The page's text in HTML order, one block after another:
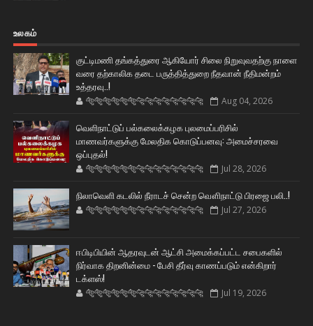
உலகம்
குட்டிமணி தங்கத்துரை ஆகியோர் சிலை நிறுவுவதற்கு நாளை
வரை தற்காலிக தடை பருத்தித்துறை நீதவான் நீதிமன்றம்
உத்தரவு..!
🐅🐅🐅🐅🐅🐅🐆🐆🐆🐆🐆🐆🐆🐆 Aug 04, 2026
வெளிநாட்டுப் பல்கலைக்கழக புலமைப்பரிசில்
மாணவர்களுக்கு மேலதிக கொடுப்பனவு: அமைச்சரவை
ஒப்புதல்!
🐅🐅🐅🐅🐅🐅🐆🐆🐆🐆🐆🐆🐆🐆 Jul 28, 2026
நிலாவெளி கடலில் நீராடச் சென்ற வௌிநாட்டு பிரஜை பலி..!
🐅🐅🐅🐅🐅🐅🐆🐆🐆🐆🐆🐆🐆🐆 Jul 27, 2026
ஈபிடிபியின் ஆதரவுடன் ஆட்சி அமைக்கப்பட்ட சபைகளில்
நிர்வாக திறனின்மை - பேசி தீர்வு காணப்படும் என்கிறார்
டக்ளஸ்!
🐅🐅🐅🐅🐅🐅🐆🐆🐆🐆🐆🐆🐆🐆 Jul 19, 2026